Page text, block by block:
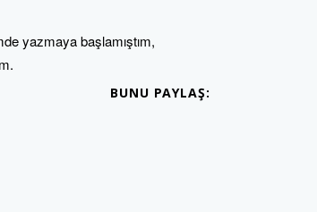
yazmaya başlamıştım,
BUNU PAYLAŞ: